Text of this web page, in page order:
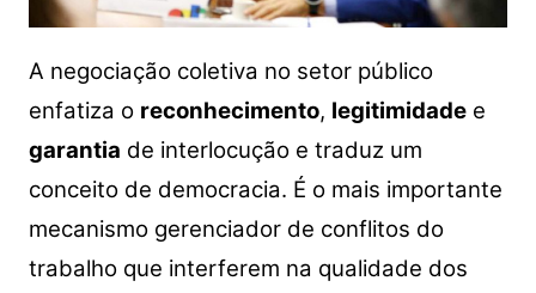
A negociação coletiva no setor público
enfatiza o reconhecimento, legitimidadee
garantia de interlocução e traduz um
conceito de democracia. É o mais importante
mecanismo gerenciador de conflitos do
trabalho que interferem na qualidade dos